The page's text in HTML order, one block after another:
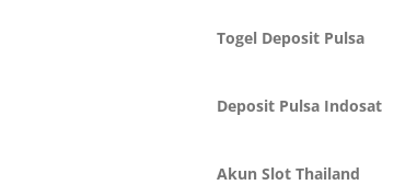
Togel Deposit Pulsa
Deposit Pulsa Indosat
Akun Slot Thailand